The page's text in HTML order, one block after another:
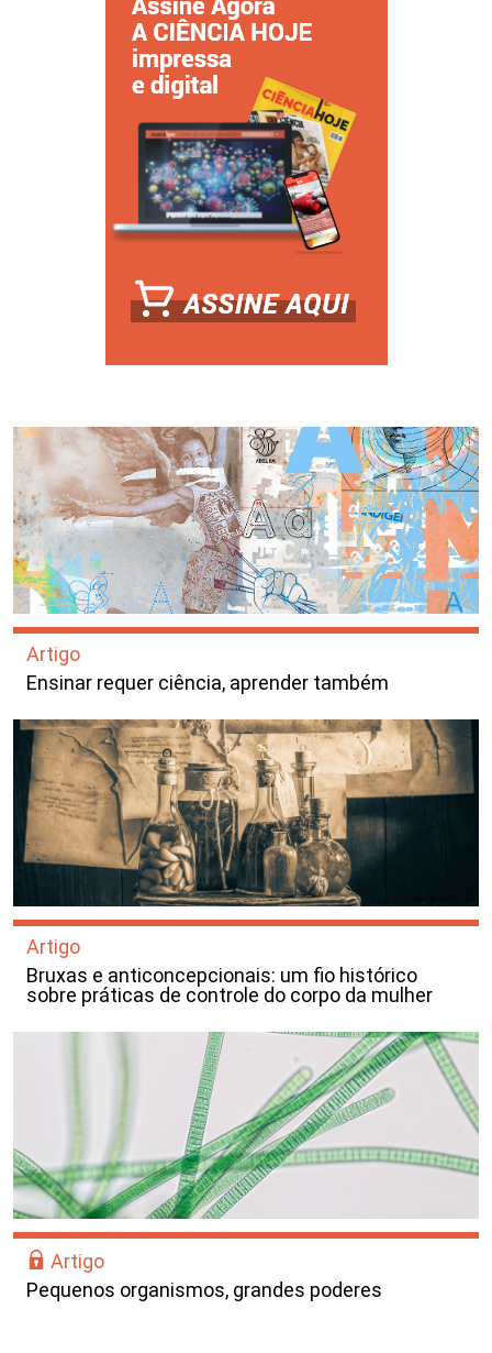
Artigo
Ensinar requer ciência, aprender também
Artigo
Bruxas e anticoncepcionais: um fio histórico
sobre práticas de controle do corpo da mulher
Artigo
Pequenos organismos, grandes poderes